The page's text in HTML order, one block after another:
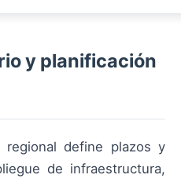
y planificación
regional define plazos y
de infraestructura,